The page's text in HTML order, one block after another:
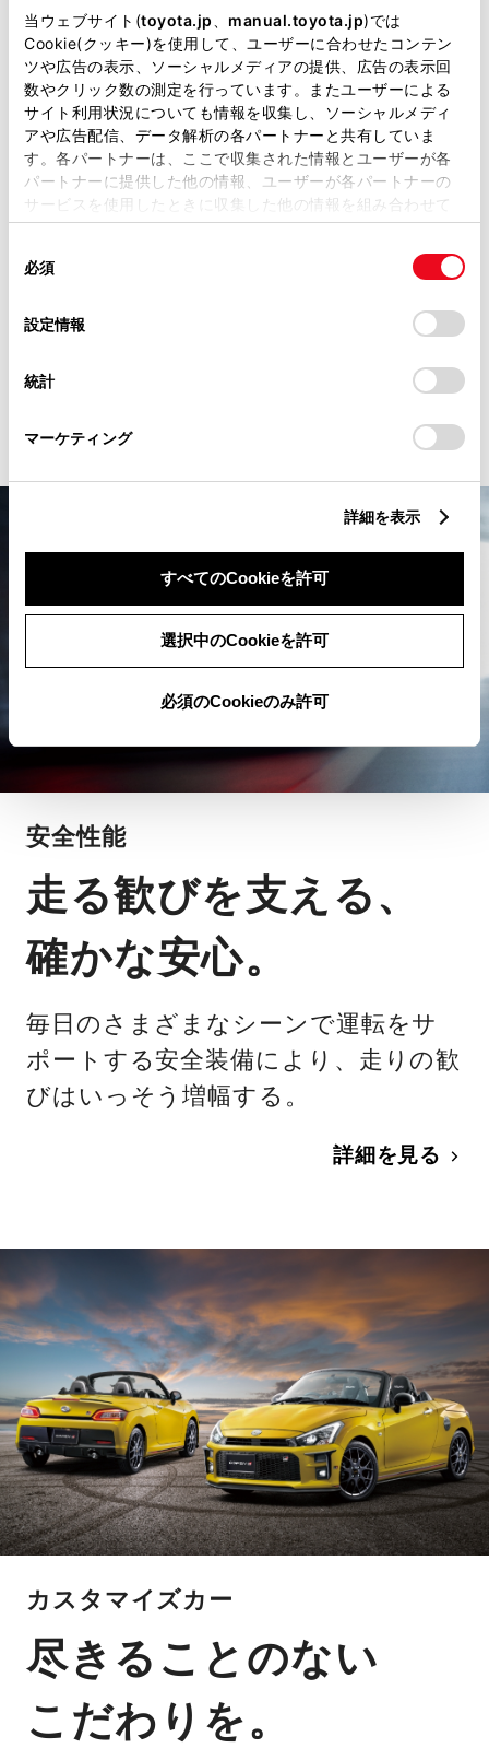
当ウェブサイト(toyota.jp manual.toyota.jp)では
Cookie(クッキー)を使用して、ユーザーに合わせたコンテン
ツや広告の表示、ソーシャルメディアの提供、広告の表示回
数やクリック数の測定を行っています。またユーザーによる
サイト利用状況についても情報を収集し、ソーシャルメディ
アや広告配信、データ解析の各パートナーと共有していま
す。各パートナーは、ここで収集された情報とユーザーが各
パートナーに提供した他の情報、ユーザーが各パートナーの
サービスを使用したときに収集した他の情報を組み合わせて
使用することがあります。当ウェブサイトの使用を続行する
デバイスにすべてのCookie(クッキー)が保存されることに同
意したことになります。Cookie(クッキー)のオプトアウト、
設定の変更、同意を撤回したりするにあたっては、当社の
「Cookie（クッキー）情報の取り扱いについて
」をご覧くだ
必須
設定情報
統計
マーケティング
詳細を表示
すべてのCookieを許可
選択中のCookieを許可
必須のCookieのみ許可
走行性能
しなやかで、歓びに
満ちた乗り味。
しなやかに走るCOPENに乗れば、都
市でも、郊外でも、ハイウェイで
イビング体験へとあなたを誘う。
詳細を見る
安全性能
走る歓びを支える、
確かな安心。
毎日のさまざまなシーンで運転をサ
ポートする安全装備により、走りの歓
びはいっそう増幅する。
詳細を見る
カスタマイズカー
尽きることのない
こだわりを。